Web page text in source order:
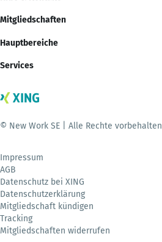
Mitgliedschaften
Hauptbereiche
Services
© New Work SE | Alle Rechte vorbehalten
Impressum
AGB
Datenschutz bei XING
Datenschutzerklärung
Mitgliedschaft kündigen
Tracking
Mitgliedschaften widerrufen